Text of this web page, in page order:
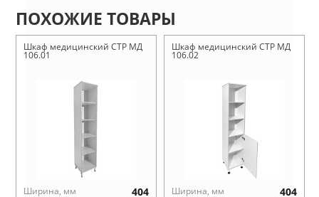
ПОХОЖИЕ ТОВАРЫ
Шкаф медицинский СТР МД
106.01
Ширина, мм 404
Шкаф медицинский СТР МД
106.02
Ширина, мм 404